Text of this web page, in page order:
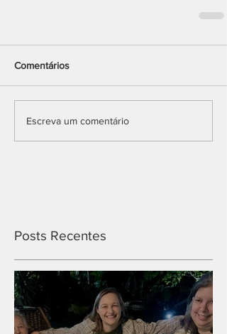
Comentários
Escreva um comentário
Posts Recentes